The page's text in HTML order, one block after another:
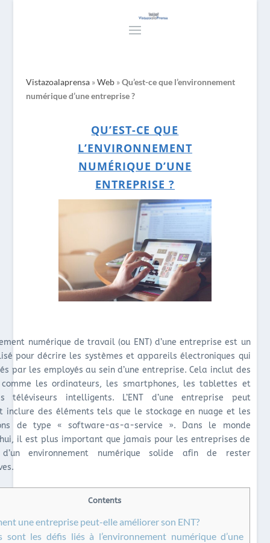
Vistazoalaprensa»Web»Qu’est-ce que l’environnement
numérique d’une entreprise ?
QU’EST-CE QUE
L’ENVIRONNEMENT
NUMÉRIQUE D’UNE
ENTREPRISE ?
numérique de travail (ou ENT) d’une entreprise est un
pour décrire les systèmes et appareils électroniques qui
par les employés au sein d’une entreprise. Cela inclut des
les ordinateurs, les smartphones, les tablettes et
téléviseurs intelligents. L’ENT d’une entreprise peut
inclure des éléments tels que le stockage en nuage et les
de type « software-as-a-service ». Dans le monde
il est plus important que jamais pour les entreprises de
d’un environnement numérique solide afin de rester
Contents
une entreprise peut-elle améliorer son ENT?
les défis liés à l’environnement numérique d’une